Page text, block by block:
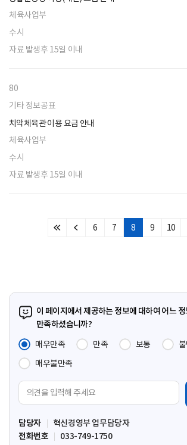
체육사업부
수시
자료 발생후 15일 이내
80
기타 정보공표
치악체육관 이용 요금 안내
체육사업부
수시
자료 발생후 15일 이내
처
이
6 7 8 9 10
이 페이지에서 제공하는 정보에 대하여 어느
만족하셨습니까?
매우만족
만족 보통
매우불만족
견
입
력
담당자
혁신경영부 업무담당자
전화번호
033-749-1750